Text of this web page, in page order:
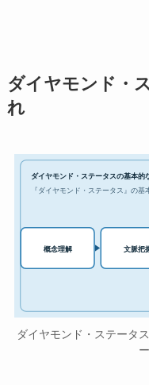
ダイヤモンド・
れ
ダイヤモンド・ステータスの基本的
『ダイヤモンド・ステータス』の基
概念理解 文脈把
ダイヤモンド・ステータ